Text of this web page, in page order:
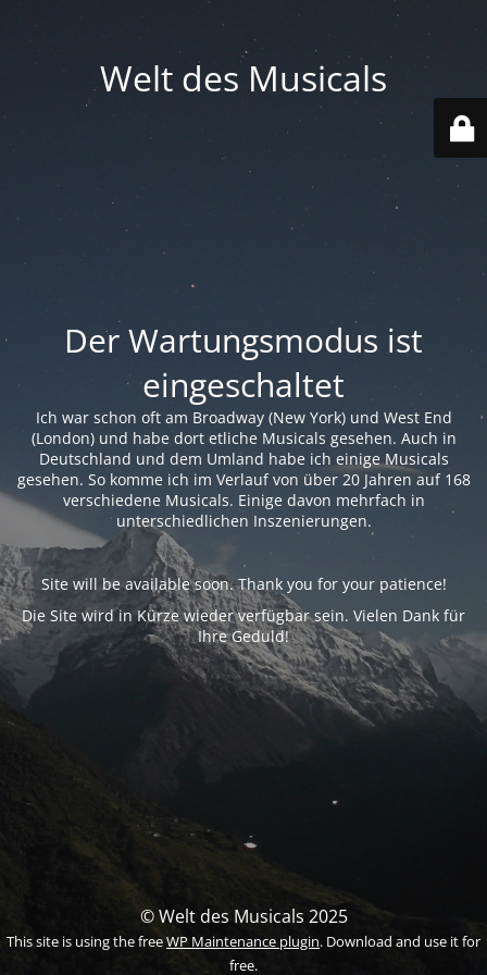
Welt des Musicals
Der Wartungsmodus ist
eingeschaltet
Ich war schon oft am Broadway (New York) und West End
(London) und habe dort etliche Musicals gesehen. Auch in
Deutschland und dem Umland habe ich einige Musicals
gesehen. So komme ich im Verlauf von über 20 Jahren auf 168
verschiedene Musicals. Einige davon mehrfach in
unterschiedlichen Inszenierungen.
Site will be available soon. Thank you for your patience!
Die Site wird in Kürze wieder verfügbar sein. Vielen Dank für
Ihre Geduld!
© Welt des Musicals 2025
This site is using the freeWP Maintenance plugin. Download and use it for
free.